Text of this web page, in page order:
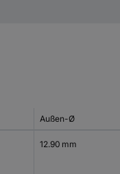
Außen-Ø
12.90 mm